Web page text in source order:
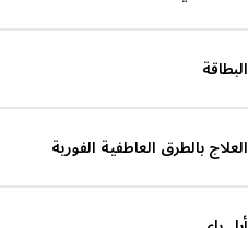
البطاقة
العلاج بالطرق العاطفية الفورية